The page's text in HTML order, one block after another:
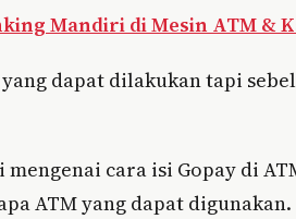
Mandiri di Mesin ATM &
dapat dilakukan tapi
cara isi Gopay di
ATM yang dapat digunakan.